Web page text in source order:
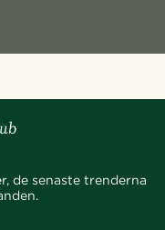
de senaste trenderna